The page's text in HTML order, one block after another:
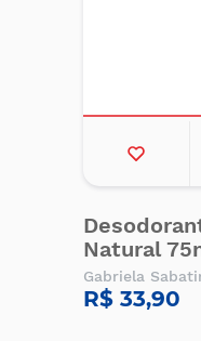
Natural
Gabriela
R$ 33,90